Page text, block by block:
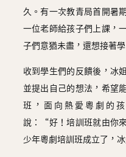
久。有一次教青局首開暑
一位老師給孩子們上課，
子們意猶未盡，還想接著學
收到學生們的反饋後，冰
並提出自己的想法，希望
班，面向熱愛粵劇的
說：“好！培訓班就由你
少年粵劇培訓班成立了，